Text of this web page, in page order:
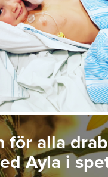
för alla
Ayla i